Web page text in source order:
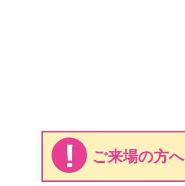
ご来場の方へ